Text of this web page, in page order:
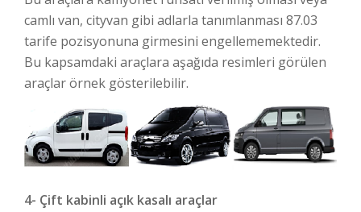
camlı van, cityvan gibi adlarla tanımlanması 87.03
tarife pozisyonuna girmesini engellememektedir.
Bu kapsamdaki araçlara aşağıda resimleri görülen
araçlar örnek gösterilebilir.
4- Çift kabinli açık kasalı araçlar